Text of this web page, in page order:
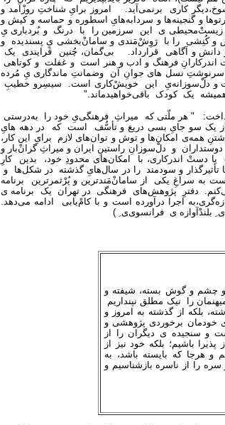
کاری برنمی‌آید. امروز برایِ شناختِ روزْآمد و
و گنجینه‌ها و سردابه‌هایِ اسطوره و حماسه و کیش و
و زیستْ‌محیطی ی این سرزمین را با درنگ و بُردباری یِ
و کُنِشی را با رَوِشْ‌مَندی و سامانْ‌بخشی یِ پسندیده و
و آگاهی قرارداد. بی‌گمان، چُنین فَرایندی یک
فرهنگ و ادب و هنر است و غفلت و کوتاهی
نسل های جوانِ آن وضمانتِ ماندگاری یِ مُرده
درست و دلْ‌سوزانه‌یِ این خویشْ‌کاری است. سیسِرو خطیبِ
یک کودک باقی‌خواهیدماند."
" هر ملّتی که میراثِ فرهنگی‌یِ خود را به‌درستی
از یک سو جایِ بسی دریغ و تأسُّف است که در دهه هایِ
همه‌ی امکان‌ها و توش و توان‌های لازم برایِ این کار،
و دلْ‌سوزانِ راستینِ ایران و میراثِ گرانْ‌بار و
اندرکاری، با امکان‌های محدودِ خود، بدین کارِ
و سودمند را در سال‌هایِ گذشته در شکل‌ها و
به سراغِ یکی از سامانْ‌مَندترین و پُرْثمرترین برنامه
دفترِ پژوهش‌های فرهنگی در تهران یک برنامه ی
اجرا درآورده است و با کامْ‌یابی ادامه می‌دهد.
بلندْآوازه ی فرانسوی‌ی ِ )
و چشم و گوش بسته، شیفته و
را نیک مطلق نپنداریم
بلکه از گذشته به امروز و
ی خودمان برخوردی پژوهشی و
و سنجیده ی دیگران را از
باشیم؛ بلکه خود نیز از
و هرجا که بایسته باشد، به
و سره را از ناسره بازشناسیم و